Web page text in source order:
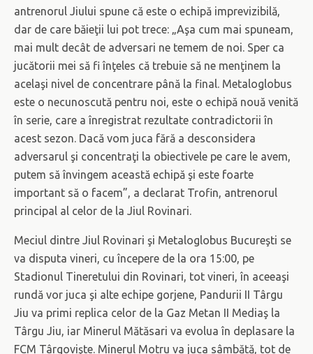
antrenorul Jiului spune că este o echipă imprevizibilă,
dar de care băieţii lui pot trece: „Aşa cum mai spuneam,
mai mult decât de adversari ne temem de noi. Sper ca
jucătorii mei să fi înţeles că trebuie să ne menţinem la
acelaşi nivel de concentrare până la final. Metaloglobus
este o necunoscută pentru noi, este o echipă nouă venită
în serie, care a înregistrat rezultate contradictorii în
acest sezon. Dacă vom juca fără a desconsidera
adversarul şi concentraţi la obiectivele pe care le avem,
putem să învingem această echipă şi este foarte
important să o facem”, a declarat Trofin, antrenorul
principal al celor de la Jiul Rovinari.
Meciul dintre Jiul Rovinari şi Metaloglobus Bucureşti se
va disputa vineri, cu începere de la ora 15:00, pe
Stadionul Tineretului din Rovinari, tot vineri, în aceeaşi
rundă vor juca şi alte echipe gorjene, Pandurii II Târgu
Jiu va primi replica celor de la Gaz Metan II Mediaş la
Târgu Jiu, iar Minerul Mătăsari va evolua în deplasare la
FCM Târgovişte. Minerul Motru va juca sâmbătă, tot de